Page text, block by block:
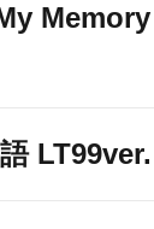
LT99ver.